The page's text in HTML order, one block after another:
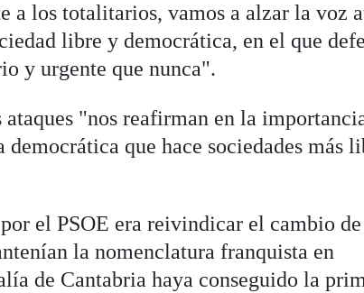
a los totalitarios, vamos a alzar la voz
libre y democrática, en el que
y urgente que nunca".
ataques "nos reafirman en la
que hace sociedades más
el PSOE era reivindicar el cambio de
la nomenclatura franquista en
de Cantabria haya conseguido la